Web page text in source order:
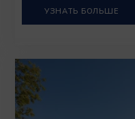
УЗНАТЬ БОЛЬШЕ